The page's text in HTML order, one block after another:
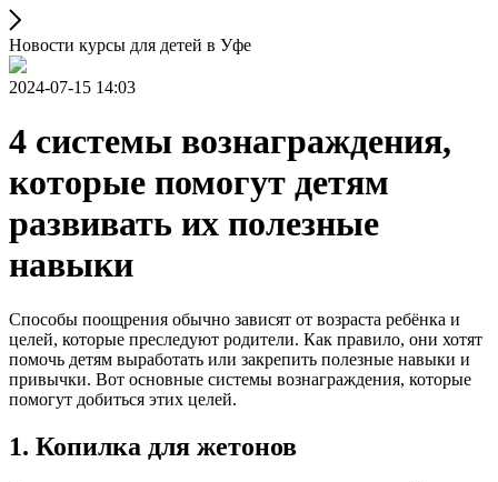
Новости курсы для детей в Уфе
2024-07-15 14:03
4 системы вознаграждения,
которые помогут детям
развивать их полезные
навыки
Способы поощрения обычно зависят от возраста ребёнка и
целей, которые преследуют родители. Как правило, они хотят
помочь детям выработать или закрепить полезные навыки и
привычки. Вот основные системы вознаграждения, которые
помогут добиться этих целей.
1. Копилка для жетонов